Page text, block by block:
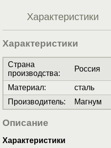
Характеристики
Характеристики
Страна
производства:
Россия
Материал:
сталь
Производитель: Магнум
Описание
Характеристики